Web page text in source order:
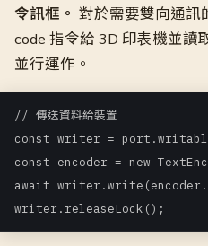
令訊框。 對於需要雙向通訊
code 指令給 3D 印表機並讀
並行運作。
// 傳送資料給裝置
const writer =
const encoder = new
await
writer.releaseLock();